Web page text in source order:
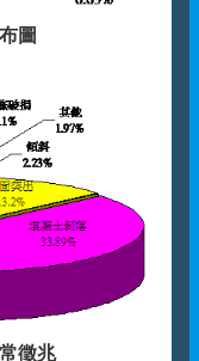
圖
徵兆